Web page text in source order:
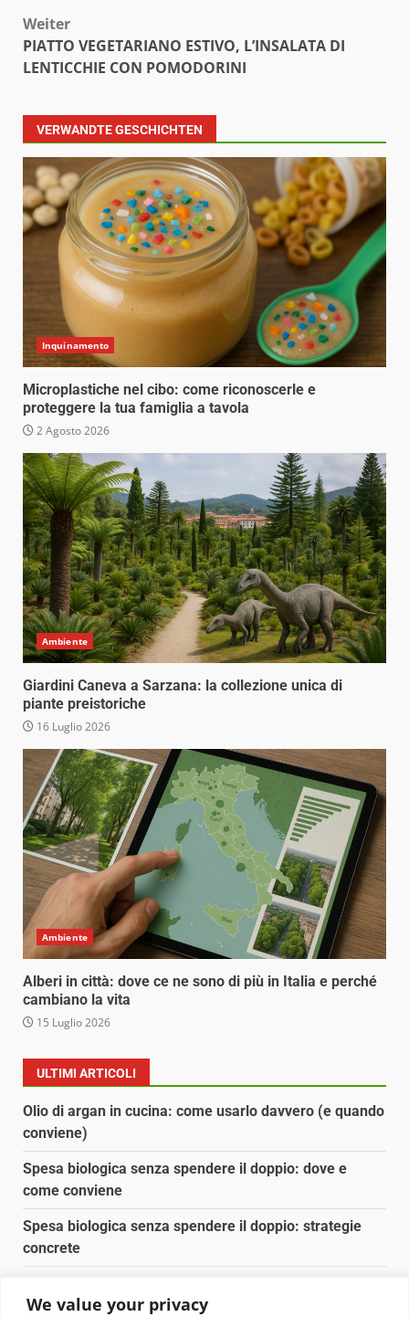
We value your privacy
Weiter
PIATTO VEGETARIANO ESTIVO, L’INSALATA DI
LENTICCHIE CON POMODORINI
VERWANDTE GESCHICHTEN
Inquinamento
Microplastiche nel cibo: come riconoscerle e
proteggere la tua famiglia a tavola
2 Agosto 2026
Ambiente
Giardini Caneva a Sarzana: la collezione unica di
piante preistoriche
16 Luglio 2026
Ambiente
Alberi in città: dove ce ne sono di più in Italia e perché
cambiano la vita
15 Luglio 2026
ULTIMI ARTICOLI
Olio di argan in cucina: come usarlo davvero (e quando
conviene)
Spesa biologica senza spendere il doppio: dove e
come conviene
Spesa biologica senza spendere il doppio: strategie
concrete